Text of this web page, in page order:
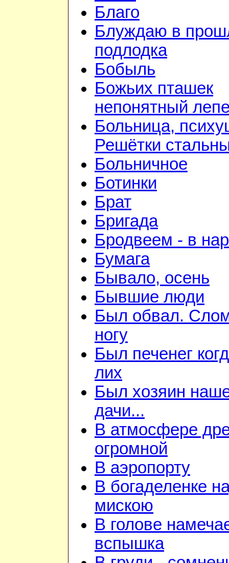
Благо
Блуждаю в
подлодка
Бобыль
Божьих пташек
непонятный
Больница,
Решётки
Больничное
Ботинки
Брат
Бригада
Бродвеем - в
Бумага
Бывало, осень
Бывшие люди
Был обвал.
ногу
Был печенег
лих
Был хозяин
дачи...
В атмосфере
огромной
В аэропорту
В богаделенке
мискою
В голове
вспышка